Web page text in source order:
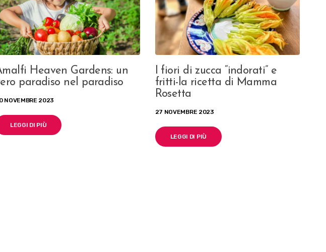
Heaven Gardens: un
paradiso nel paradiso
NOVEMBRE 2023
LEGGI DI PIÙ
I fiori di zucca “indorati” e
fritti-la ricetta di Mamma
Rosetta
27 NOVEMBRE 2023
LEGGI DI PIÙ